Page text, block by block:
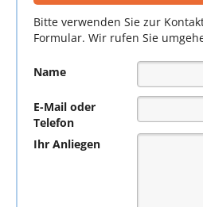
Bitte verwenden Sie zur
Formular. Wir rufen Sie
Name
E-Mail oder
Telefon
Ihr Anliegen